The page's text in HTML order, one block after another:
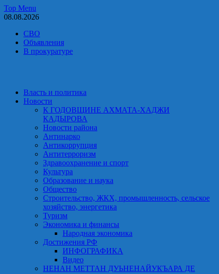
Skip
to
Top Menu
08.08.2026
СВО
Объявления
В прокуратуре
Власть и политика
Новости
К ГОДОВЩИНЕ АХМАТА-ХАДЖИ
КАДЫРОВА
Новости района
Антинарко
Антикоррупция
Антитерроризм
Здравоохранение и спорт
Культура
Образование и наука
Общество
Строительство, ЖКХ, промышленность, сельское
хозяйство, энергетика
Туризм
Экономика и финансы
Народная экономика
Достижения РФ
ИНФОГРАФИКА
Видео
НЕНАН МЕТТАН ДУЬНЕНАЙУКЪАРА ДЕ